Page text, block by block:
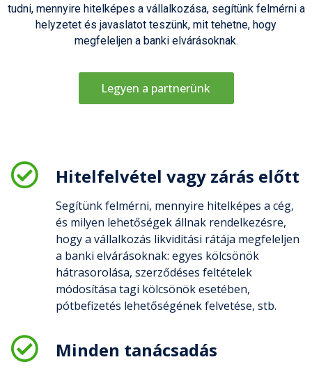
tudni, mennyire hitelképes a vállalkozása, segítünk felmérni a
helyzetet és javaslatot teszünk, mit tehetne, hogy
megfeleljen a banki elvárásoknak.
Legyen a partnerünk
Hitelfelvétel vagy zárás előtt
Segítünk felmérni, mennyire hitelképes a cég,
és milyen lehetőségek állnak rendelkezésre,
hogy a vállalkozás likviditási rátája megfeleljen
a banki elvárásoknak: egyes kölcsönök
hátrasorolása, szerződéses feltételek
módosítása tagi kölcsönök esetében,
pótbefizetés lehetőségének felvetése, stb.
Minden tanácsadás